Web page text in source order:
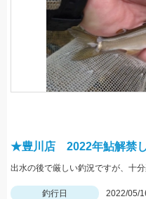
★豊川店 2022年鮎解禁し
出水の後で厳しい釣況ですが、十
釣行日
2022/05/